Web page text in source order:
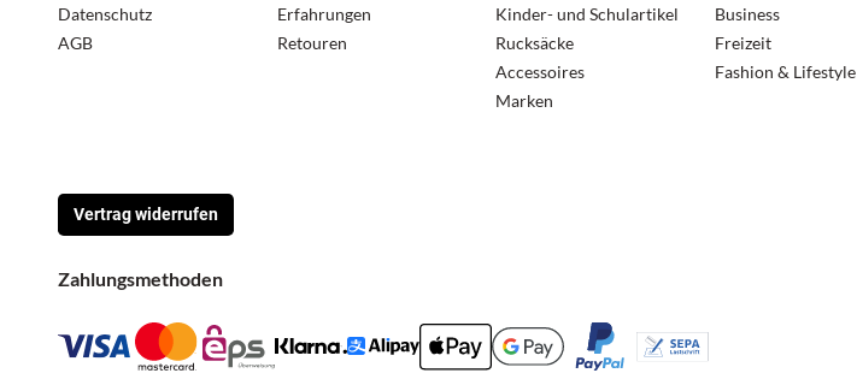
Erfahrungen
Retouren
Kinder- und Schulartikel
Rucksäcke
Accessoires
Marken
Vertrag widerrufen
Business
Freizeit
Fashion & Lifestyle
Datenschutz
AGB
Zahlungsmethoden